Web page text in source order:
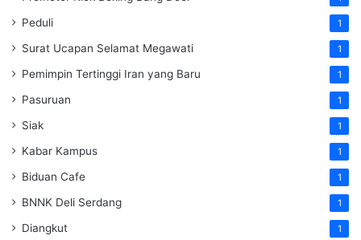
Peduli 1
Surat Ucapan Selamat Megawati 1
Pemimpin Tertinggi Iran yang Baru 1
Pasuruan 1
Siak 1
Kabar Kampus 1
Biduan Cafe 1
BNNK Deli Serdang 1
Diangkut 1